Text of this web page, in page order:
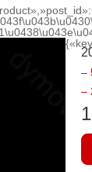
–
–